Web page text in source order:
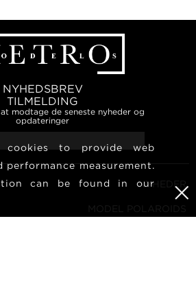
NYHEDSBREV
TILMELDING
modtage de seneste nyheder og
opdateringer
NYHEDER
MODEL POLAROIDS
cookies to provide web
measurement.
can be found in our